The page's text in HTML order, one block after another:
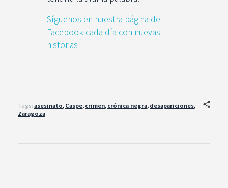
Síguenos en nuestra página de
Facebook cada día con nuevas
historias
Tags:asesinato,Caspe,crimen,crónica negra,desapariciones,
Zaragoza